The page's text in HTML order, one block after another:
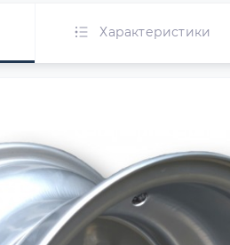
Характеристики